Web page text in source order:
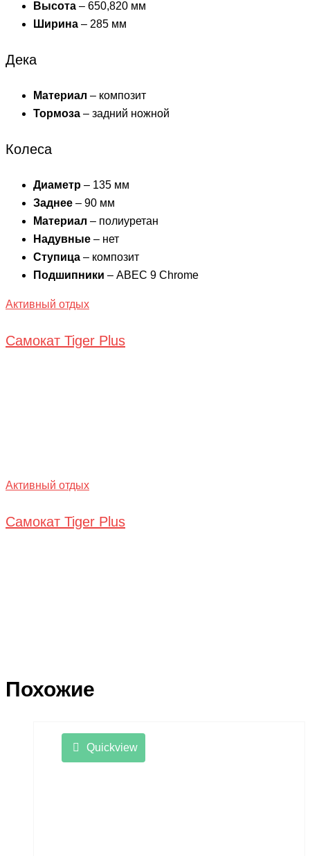
Высота – 650,820 мм
Ширина – 285 мм
Дека
Материал – композит
Тормоза – задний ножной
Колеса
Диаметр – 135 мм
Заднее – 90 мм
Материал – полиуретан
Надувные – нет
Ступица – композит
Подшипники – ABEC 9 Chrome
Активный отдых
Самокат Tiger Plus
Активный отдых
Самокат Tiger Plus
Похожие
Quickview